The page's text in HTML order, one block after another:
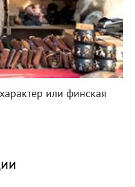
или финская